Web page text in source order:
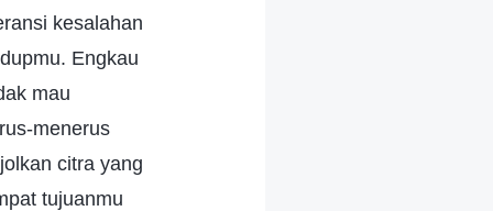
kesalahan
Engkau
mau
menerus
citra yang
tujuanmu